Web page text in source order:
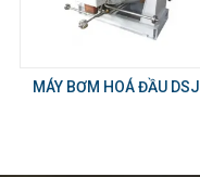
MÁY BƠM HOÁ ĐẦU